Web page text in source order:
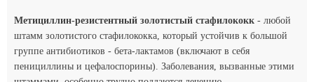
Метициллин-резистентный золотистый стафилококк - любой
штамм золотистого стафилококка, который устойчив к большой
группе антибиотиков - бета-лактамов (включают в себя
пенициллины и цефалоспорины). Заболевания, вызванные этими